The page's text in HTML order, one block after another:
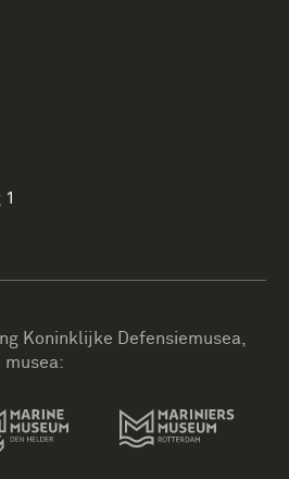
Koninklijke Defensiemusea,
musea: